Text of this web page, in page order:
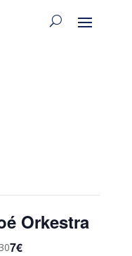
Orkestra
7€